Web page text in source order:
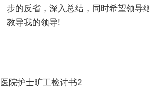
步的反省，深入总结，同时希望领导
教导我的领导!
医院护士旷工检讨书2